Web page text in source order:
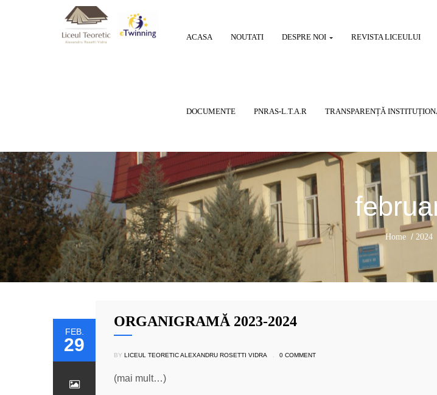
ACASA NOUTATI DESPRE NOI REVISTA LICEULUI
DOCUMENTE PNRAS-L.T.A.R TRANSPARENȚĂ
Home / 2024
FEB.
29
ORGANIGRAMĂ 2023-2024
BY LICEUL TEORETIC ALEXANDRU ROSETTI VIDRA 0 COMMENT
(mai mult…)